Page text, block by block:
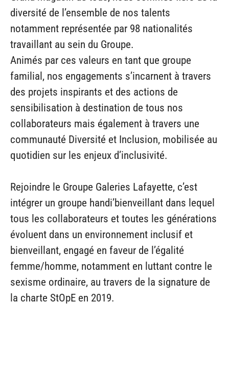
diversité de l’ensemble de nos talents
notamment représentée par 98 nationalités
travaillant au sein du Groupe.
Animés par ces valeurs en tant que groupe
familial, nos engagements s’incarnent à travers
des projets inspirants et des actions de
sensibilisation à destination de tous nos
collaborateurs mais également à travers une
communauté Diversité et Inclusion, mobilisée au
quotidien sur les enjeux d’inclusivité.
Rejoindre le Groupe Galeries Lafayette, c’est
intégrer un groupe handi’bienveillant dans lequel
tous les collaborateurs et toutes les générations
évoluent dans un environnement inclusif et
bienveillant, engagé en faveur de l’égalité
femme/homme, notamment en luttant contre le
sexisme ordinaire, au travers de la signature de
la charte StOpE en 2019.